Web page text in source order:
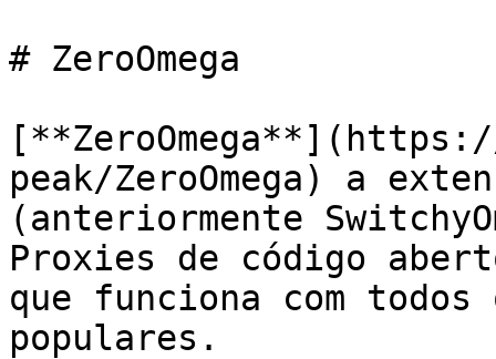
# ZeroOmega
peak/ZeroOmega) a
(anteriormente
Proxies de código
que funciona com todos
populares.